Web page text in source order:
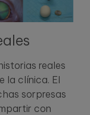
reales
la clínica. El
sorpresas
con